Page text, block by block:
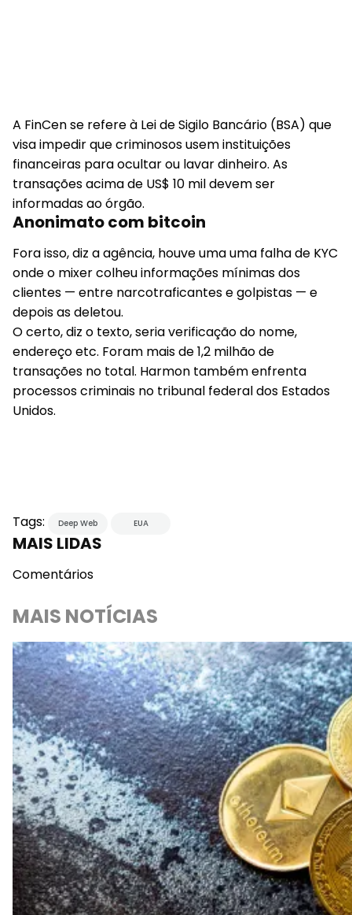
A FinCen se refere à Lei de Sigilo Bancário (BSA) que
visa impedir que criminosos usem instituições
financeiras para ocultar ou lavar dinheiro. As
transações acima de US$ 10 mil devem ser
informadas ao órgão.
Anonimato com bitcoin
Fora isso, diz a agência, houve uma uma falha de KYC
onde o mixer colheu informações mínimas dos
clientes — entre narcotraficantes e golpistas — e
depois as deletou.
O certo, diz o texto, seria verificação do nome,
endereço etc. Foram mais de 1,2 milhão de
transações no total. Harmon também enfrenta
processos criminais no tribunal federal dos Estados
Unidos.
Tags: Deep Web EUA
MAIS LIDAS
Comentários
MAIS NOTÍCIAS